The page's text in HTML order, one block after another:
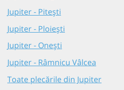
Jupiter - Pitești
Jupiter - Ploiești
Jupiter - Onești
Jupiter - Râmnicu Vâlcea
Toate plecările din Jupiter